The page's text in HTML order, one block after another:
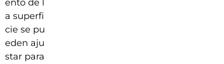
ento de l
a superfi
cie se pu
eden aju
star para